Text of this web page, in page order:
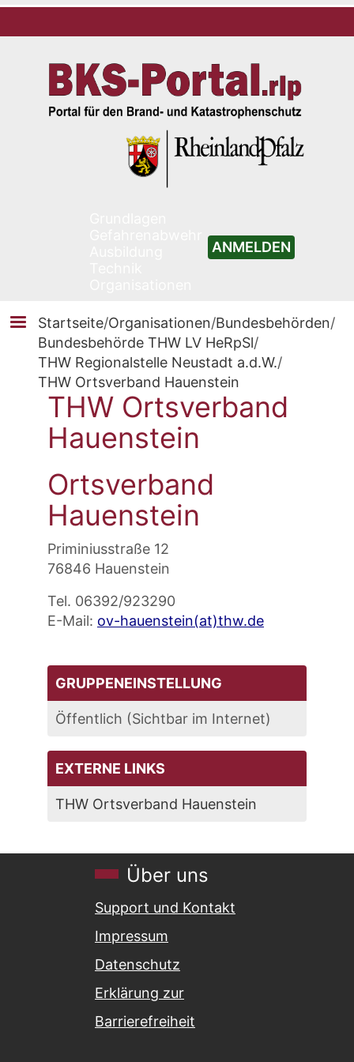
ANMELDEN
Startseite/Organisationen/Bundesbehörden/
Bundesbehörde THW LV HeRpSl/
THW Regionalstelle Neustadt a.d.W./
THW Ortsverband Hauenstein
THW Ortsverband
Hauenstein
Ortsverband
Hauenstein
Priminiusstraße 12
76846 Hauenstein
Tel. 06392/923290
E-Mail: ov-hauenstein(at)thw.de
GRUPPENEINSTELLUNG
Öffentlich (Sichtbar im Internet)
EXTERNE LINKS
THW Ortsverband Hauenstein
Über uns
Support und Kontakt
Impressum
Datenschutz
Erklärung zur
Barrierefreiheit